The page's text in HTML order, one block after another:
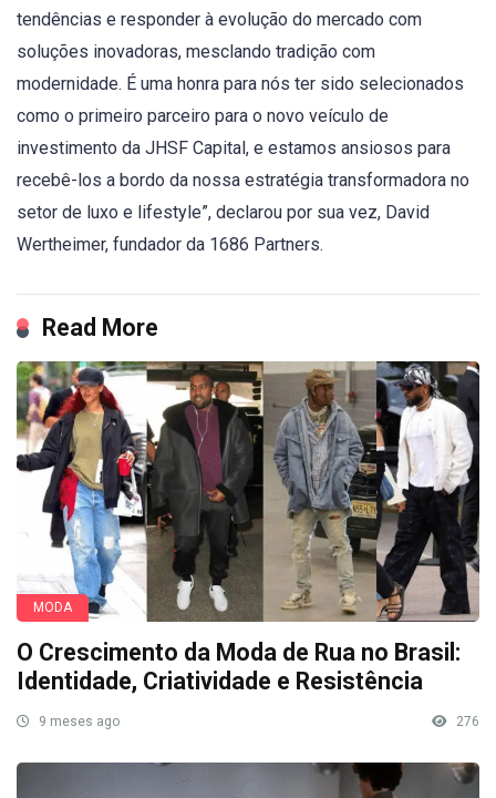
tendências e responder à evolução do mercado com
soluções inovadoras, mesclando tradição com
modernidade. É uma honra para nós ter sido selecionados
como o primeiro parceiro para o novo veículo de
investimento da JHSF Capital, e estamos ansiosos para
recebê-los a bordo da nossa estratégia transformadora no
setor de luxo e lifestyle”, declarou por sua vez, David
Wertheimer, fundador da 1686 Partners.
Read More
MODA
O Crescimento da Moda de Rua no Brasil:
Identidade, Criatividade e Resistência
9 meses ago 276